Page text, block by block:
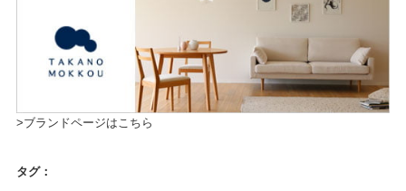
>ブランドページはこちら
タグ：